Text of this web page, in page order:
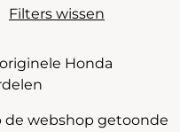
Filters wissen
Honda
de webshop getoonde